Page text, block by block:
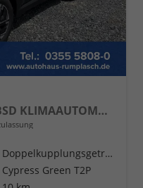
STYLE DCT SHZ NAVI RFK BSD KLIMAAUTOMATIK
Doppelkupplungsgetriebe (DSG)
Cypress Green T2P